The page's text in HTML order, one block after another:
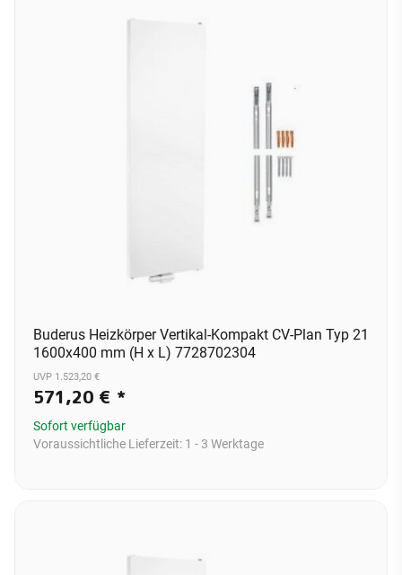
Buderus Heizkörper Vertikal-Kompakt CV-Plan Typ 21
1600x400 mm (H x L) 7728702304
UVP 1.523,20 €
571,20 € *
Sofort verfügbar
Voraussichtliche Lieferzeit: 1 - 3 Werktage